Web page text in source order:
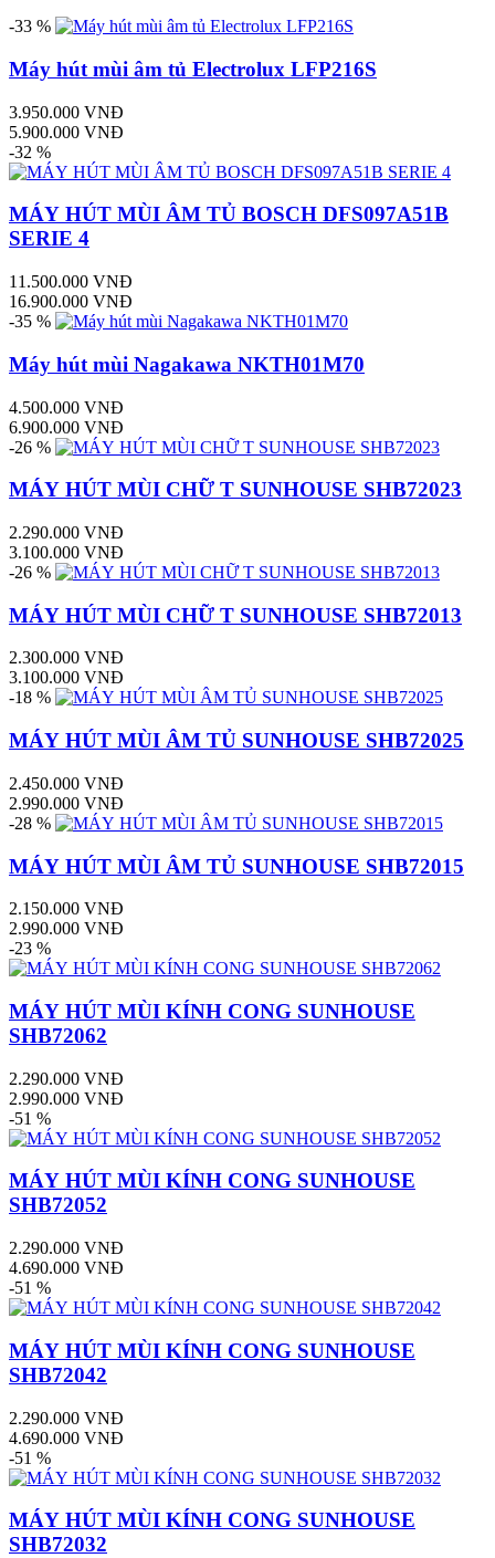
-33 %
Máy hút mùi âm tủ Electrolux LFP216S
3.950.000 VNĐ
5.900.000 VNĐ
-32 %
MÁY HÚT MÙI ÂM TỦ BOSCH DFS097A51B
SERIE 4
11.500.000 VNĐ
16.900.000 VNĐ
-35 %
Máy hút mùi Nagakawa NKTH01M70
4.500.000 VNĐ
6.900.000 VNĐ
-26 %
MÁY HÚT MÙI CHỮ T SUNHOUSE SHB72023
2.290.000 VNĐ
3.100.000 VNĐ
-26 %
MÁY HÚT MÙI CHỮ T SUNHOUSE SHB72013
2.300.000 VNĐ
3.100.000 VNĐ
-18 %
MÁY HÚT MÙI ÂM TỦ SUNHOUSE SHB72025
2.450.000 VNĐ
2.990.000 VNĐ
-28 %
MÁY HÚT MÙI ÂM TỦ SUNHOUSE SHB72015
2.150.000 VNĐ
2.990.000 VNĐ
-23 %
MÁY HÚT MÙI KÍNH CONG SUNHOUSE
SHB72062
2.290.000 VNĐ
2.990.000 VNĐ
-51 %
MÁY HÚT MÙI KÍNH CONG SUNHOUSE
SHB72052
2.290.000 VNĐ
4.690.000 VNĐ
-51 %
MÁY HÚT MÙI KÍNH CONG SUNHOUSE
SHB72042
2.290.000 VNĐ
4.690.000 VNĐ
-51 %
MÁY HÚT MÙI KÍNH CONG SUNHOUSE
SHB72032